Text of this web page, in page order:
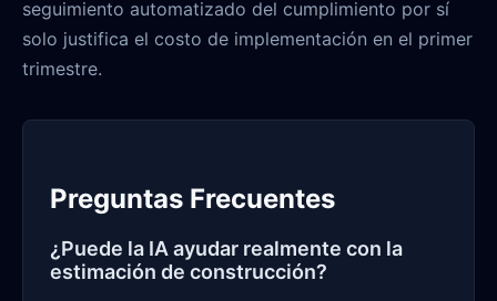
seguimiento automatizado del cumplimiento por sí
solo justifica el costo de implementación en el primer
trimestre.
Preguntas Frecuentes
¿Puede la IA ayudar realmente con la
estimación de construcción?